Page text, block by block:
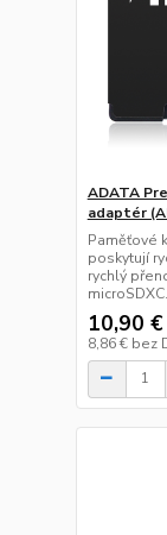
ADATA
adaptér
Paměťové
poskytují
rychlý
10,90 €
8,86 € bez